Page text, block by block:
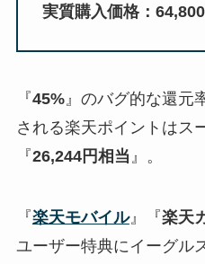
実質購入価格：
『45%』のバグ的な還元
される楽天ポイントはス
『26,244円相当 』。
『楽天モバイル』『楽天
ユーザー特典にイーグル